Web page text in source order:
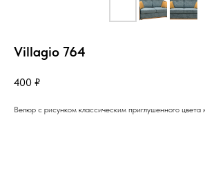
Villagio 764
400 ₽
Велюр c рисунком классическим приглушенного цвета